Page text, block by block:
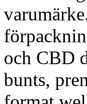
och CBD
bunts,